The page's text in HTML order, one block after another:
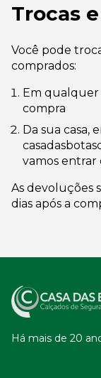
Trocas
Você pode
comprados:
Em qualquer
compra
Da sua casa,
vamos entrar
As devoluções
dias após a
Há mais de 20